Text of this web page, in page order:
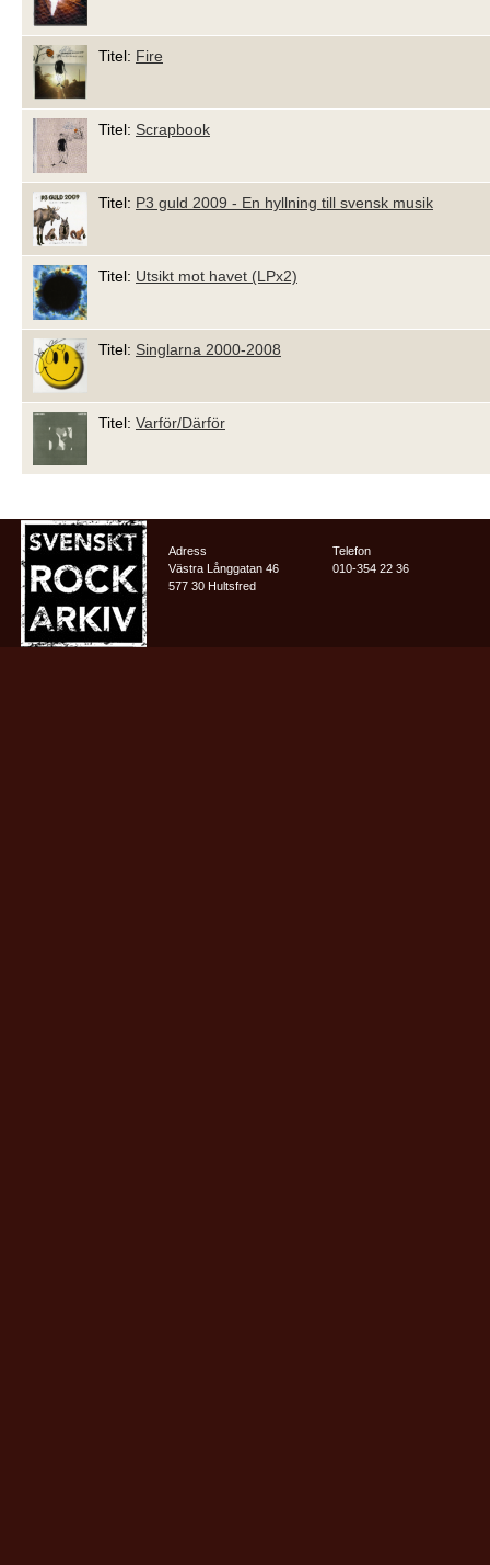
Titel: Fire
Titel: Scrapbook
Titel: P3 guld 2009 - En hyllning till svensk musik
Titel: Utsikt mot havet (LPx2)
Titel: Singlarna 2000-2008
Titel: Varför/Därför
Adress
Västra Långgatan 46
577 30 Hultsfred
Telefon
010-354 22 36